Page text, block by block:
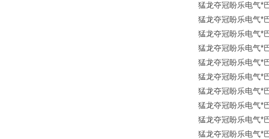
猛龙夺冠盼乐电气*
猛龙夺冠盼乐电气*
猛龙夺冠盼乐电气*
猛龙夺冠盼乐电气*
猛龙夺冠盼乐电气*
猛龙夺冠盼乐电气*
猛龙夺冠盼乐电气*
猛龙夺冠盼乐电气*
猛龙夺冠盼乐电气*
猛龙夺冠盼乐电气*